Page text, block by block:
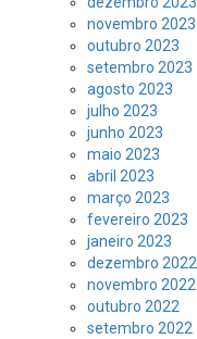
novembro 2023
outubro 2023
setembro 2023
agosto 2023
julho 2023
junho 2023
maio 2023
abril 2023
março 2023
fevereiro 2023
janeiro 2023
dezembro 2022
novembro 2022
outubro 2022
setembro 2022